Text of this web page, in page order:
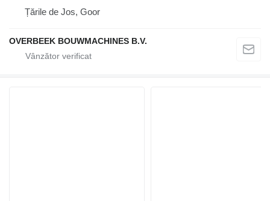
Țările de Jos, Goor
OVERBEEK BOUWMACHINES B.V.